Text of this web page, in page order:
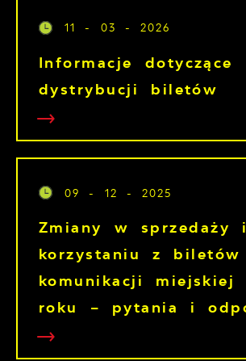
11 - 03 - 2026
Informacje dotyczące
dystrybucji biletów
09 - 12 - 2025
Zmiany w sprzedaży i
korzystaniu z biletów
komunikacji miejskiej
roku – pytania i